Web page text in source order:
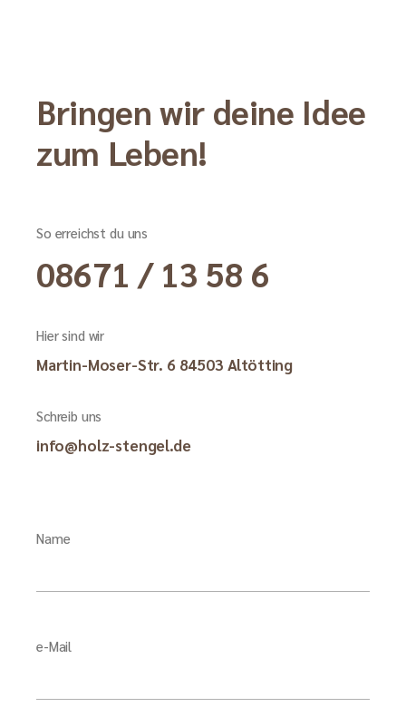
Bringen wir deine Idee
zum Leben!
So erreichst du uns
08671 / 13 58 6
Hier sind wir
Martin-Moser-Str. 6 84503 Altötting
Schreib uns
info@holz-stengel.de
Name
e-Mail